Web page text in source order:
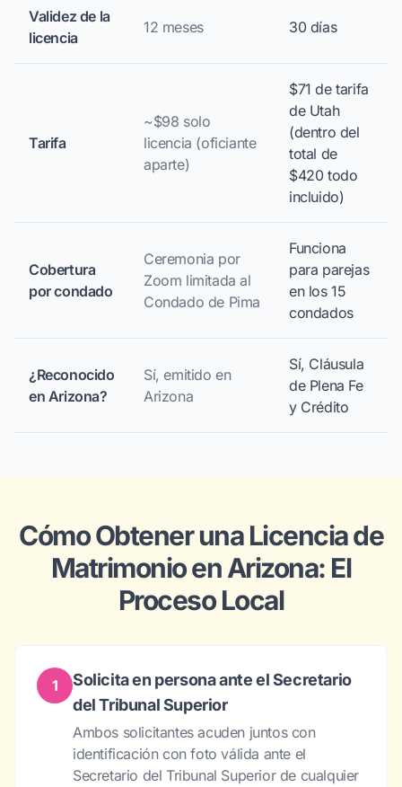
Validez de la
licencia
12 meses 30 días
Tarifa
~$98 solo
licencia (oficiante
aparte)
$71 de tarifa
de Utah
(dentro del
total de
$420 todo
incluido)
Cobertura
por condado
Ceremonia por
Zoom limitada al
Condado de Pima
Funciona
para parejas
en los 15
condados
¿Reconocido
en Arizona?
Sí, emitido en
Arizona
Sí, Cláusula
de Plena Fe
y Crédito
Cómo Obtener una Licencia de
Matrimonio en Arizona: El
Proceso Local
1
Solicita en persona ante el Secretario
del Tribunal Superior
Ambos solicitantes acuden juntos con
identificación con foto válida ante el
Secretario del Tribunal Superior de cualquier